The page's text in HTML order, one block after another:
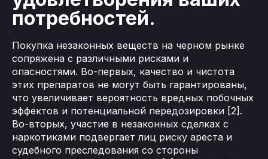
потребностей.
Покупка незаконных веществ на черном рынке
сопряжена с различными рисками и
опасностями. Во-первых, качество и чистота
этих препаратов не могут быть гарантированы,
что увеличивает вероятность вредных побочных
эффектов и потенциальной передозировки [2].
Во-вторых, участие в незаконных сделках с
наркотиками подвергает лиц риску ареста и
судебного преследования со стороны